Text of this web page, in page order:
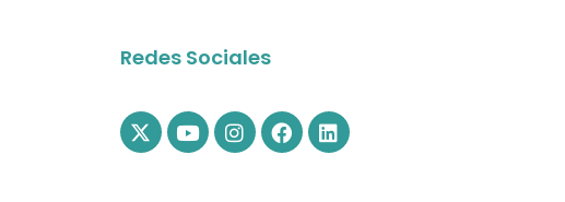
Redes Sociales